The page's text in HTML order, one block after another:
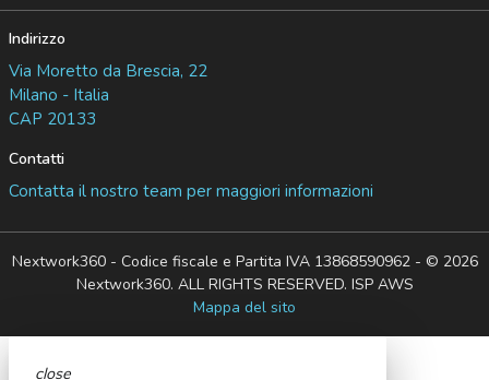
Indirizzo
Via Moretto da Brescia, 22
Milano - Italia
CAP 20133
Contatti
Contatta il nostro team per maggiori informazioni
Nextwork360 - Codice fiscale e Partita IVA 13868590962 - © 2026
Nextwork360. ALL RIGHTS RESERVED. ISP AWS
Mappa del sito
close